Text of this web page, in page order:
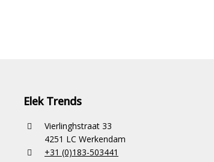
Elek Trends
Vierlinghstraat 33
4251 LC Werkendam
+31 (0)183-503441